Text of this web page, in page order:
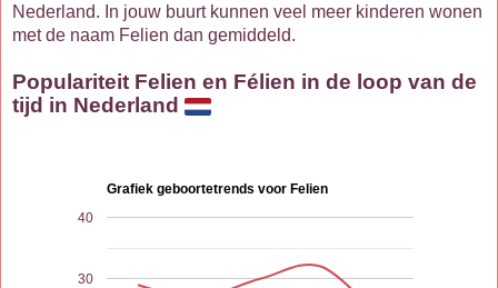
Nederland. In jouw buurt kunnen veel meer kinderen wonen
met de naam Felien dan gemiddeld.
Populariteit Felien en Félien in de loop van de
tijd in Nederland
Grafiek geboortetrends voor Felien
30
40